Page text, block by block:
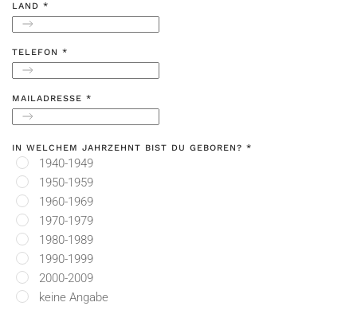
LAND *
TELEFON *
MAILADRESSE *
IN WELCHEM JAHRZEHNT BIST DU GEBOREN? *
1940-1949
1950-1959
1960-1969
1970-1979
1980-1989
1990-1999
2000-2009
keine Angabe